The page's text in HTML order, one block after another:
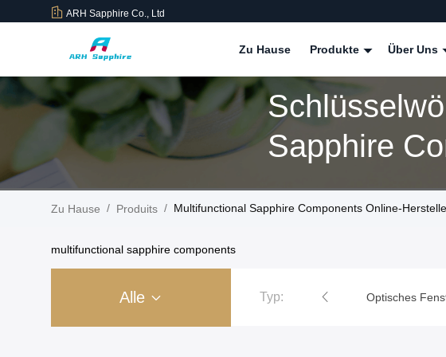
ARH Sapphire Co., Ltd
Zu Hause Produkte Über Uns
Sapphire
Produits
Zu Hause / Produits / Multifunctional Sapphire Components Online-
multifunctional sapphire components
Alle Typ:
Sapphire Crystal Watch Case Optisches